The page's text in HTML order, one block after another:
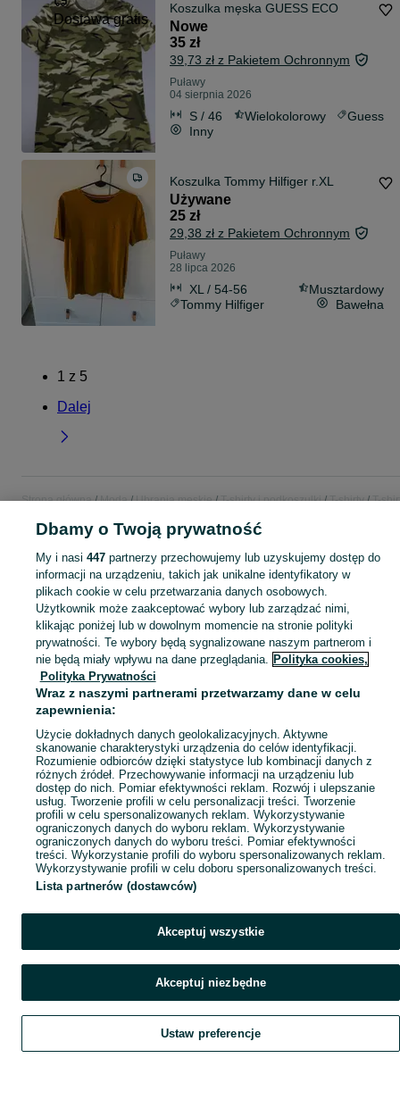
Dostawa gratis
Koszulka męska GUESS ECO
Nowe
35 zł
39,73 zł z Pakietem Ochronnym
Puławy
04 sierpnia 2026
S / 46 Wielokolorowy
Guess
Inny
Koszulka Tommy Hilfiger r.XL
Używane
25 zł
29,38 zł z Pakietem Ochronnym
Puławy
28 lipca 2026
XL / 54-56
Musztardowy
Tommy Hilfiger
Bawełna
1 z 5
Dalej
Strona główna Moda Ubrania męskie T-shirty i podkoszulki T-shirty
T-
KATEGORIA
Szeroki wybór t-shirtów męskich Puławy ▶️ Różne materiały, kolory i rozmiary ✅ Nowe i używane w atrakcyjnych cenach ✌ Sprawdź oferty na OLX.pl! Zobacz
Mapa kategorii
Mapa miejscowości
Mapa ministron
Szukaj Obserwujesz Dodaj Czat Konto
Dbamy o Twoją prywatność
My i nasi 447partnerzy przechowujemy lub uzyskujemy dostęp do
informacji na urządzeniu, takich jak unikalne identyfikatory w
plikach cookie w celu przetwarzania danych osobowych.
Użytkownik może zaakceptować wybory lub zarządzać nimi,
klikając poniżej lub w dowolnym momencie na stronie polityki
prywatności. Te wybory będą sygnalizowane naszym partnerom i
nie będą miały wpływu na dane przeglądania. Polityka cookies,
Polityka Prywatności
Wraz z naszymi partnerami przetwarzamy dane w celu
zapewnienia:
Użycie dokładnych danych geolokalizacyjnych. Aktywne
skanowanie charakterystyki urządzenia do celów identyfikacji.
Rozumienie odbiorców dzięki statystyce lub kombinacji danych z
różnych źródeł. Przechowywanie informacji na urządzeniu lub
dostęp do nich. Pomiar efektywności reklam. Rozwój i ulepszanie
usług. Tworzenie profili w celu personalizacji treści. Tworzenie
profili w celu spersonalizowanych reklam. Wykorzystywanie
ograniczonych danych do wyboru reklam. Wykorzystywanie
ograniczonych danych do wyboru treści. Pomiar efektywności
treści. Wykorzystanie profili do wyboru spersonalizowanych reklam.
Wykorzystywanie profili w celu doboru spersonalizowanych treści.
Lista partnerów (dostawców)
Akceptuj wszystkie
Akceptuj niezbędne
Ustaw preferencje